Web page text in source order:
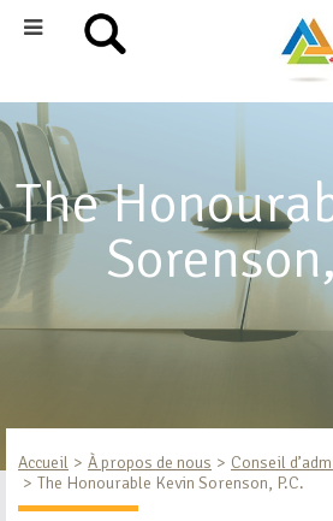
The
Accueil À propos de nous
Conseil
The Honourable Kevin Sorenson, P.C.